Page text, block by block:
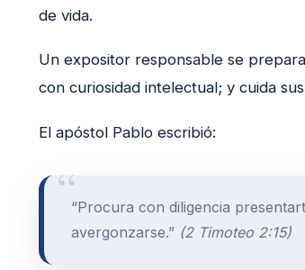
de vida.
Un expositor responsable se
con curiosidad intelectual; y cuida
El apóstol Pablo escribió:
“Procura con diligencia
avergonzarse.” (2 Timoteo 2:15)